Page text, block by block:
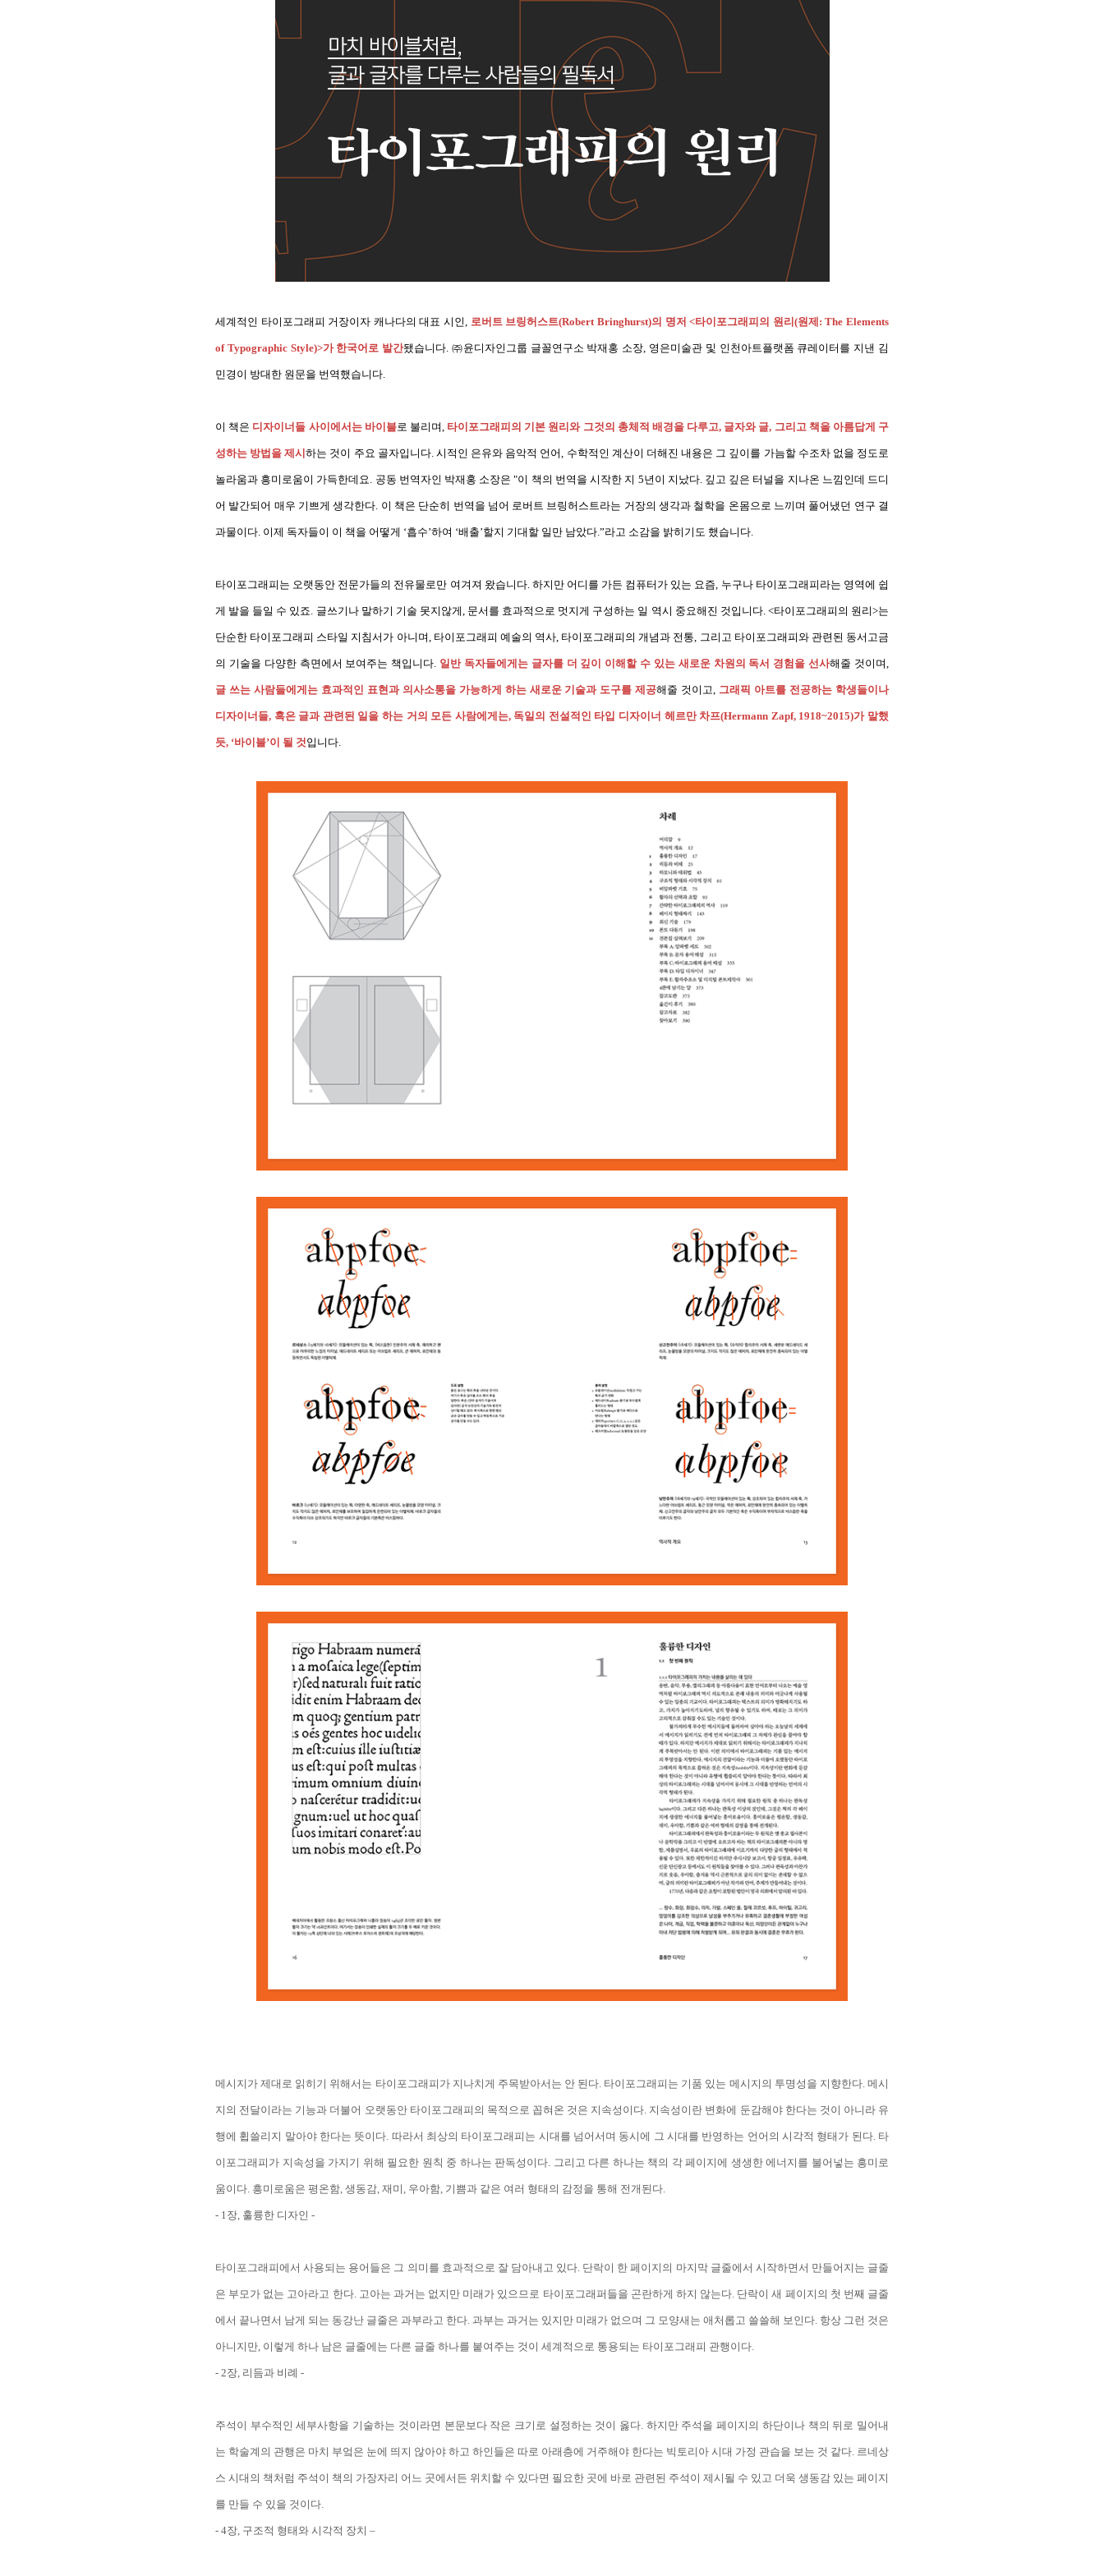
세계적인 타이포그래피 거장이자 캐나다의 대표 시인, 로버트 브링허스트(Robert Bringhurst)의 명저 <타이포그래피의 원리(원제: The Elements
of Typographic Style)>가 한국어로 발간됐습니다. ㈜윤디자인그룹 글꼴연구소 박재홍 소장, 영은미술관 및 인천아트플랫폼 큐레이터를 지낸 김
민경이 방대한 원문을 번역했습니다.
이 책은 디자이너들 사이에서는 바이블로 불리며, 타이포그래피의 기본 원리와 그것의 총체적 배경을 다루고, 글자와 글, 그리고 책을 아름답게 구
성하는 방법을 제시하는 것이 주요 골자입니다. 시적인 은유와 음악적 언어, 수학적인 계산이 더해진 내용은 그 깊이를 가늠할 수조차 없을 정도로
놀라움과 흥미로움이 가득한데요. 공동 번역자인 박재홍 소장은 "이 책의 번역을 시작한 지 5년이 지났다. 깊고 깊은 터널을 지나온 느낌인데 드디
어 발간되어 매우 기쁘게 생각한다. 이 책은 단순히 번역을 넘어 로버트 브링허스트라는 거장의 생각과 철학을 온몸으로 느끼며 풀어냈던 연구 결
과물이다. 이제 독자들이 이 책을 어떻게 ‘흡수’하여 ‘배출’할지 기대할 일만 남았다.”라고 소감을 밝히기도 했습니다.
타이포그래피는 오랫동안 전문가들의 전유물로만 여겨져 왔습니다. 하지만 어디를 가든 컴퓨터가 있는 요즘, 누구나 타이포그래피라는 영역에 쉽
게 발을 들일 수 있죠. 글쓰기나 말하기 기술 못지않게, 문서를 효과적으로 멋지게 구성하는 일 역시 중요해진 것입니다. <타이포그래피의 원리>는
단순한 타이포그래피 스타일 지침서가 아니며, 타이포그래피 예술의 역사, 타이포그래피의 개념과 전통, 그리고 타이포그래피와 관련된 동서고금
의 기술을 다양한 측면에서 보여주는 책입니다. 일반 독자들에게는 글자를 더 깊이 이해할 수 있는 새로운 차원의 독서 경험을 선사해줄 것이며,
글 쓰는 사람들에게는 효과적인 표현과 의사소통을 가능하게 하는 새로운 기술과 도구를 제공해줄 것이고, 그래픽 아트를 전공하는 학생들이나
디자이너들, 혹은 글과 관련된 일을 하는 거의 모든 사람에게는, 독일의 전설적인 타입 디자이너 헤르만 차프(Hermann Zapf, 1918~2015)가 말했
듯, ‘바이블’이 될 것입니다.
메시지가 제대로 읽히기 위해서는 타이포그래피가 지나치게 주목받아서는 안 된다. 타이포그래피는 기품 있는 메시지의 투명성을 지향한다. 메시
지의 전달이라는 기능과 더불어 오랫동안 타이포그래피의 목적으로 꼽혀온 것은 지속성이다. 지속성이란 변화에 둔감해야 한다는 것이 아니라 유
행에 휩쓸리지 말아야 한다는 뜻이다. 따라서 최상의 타이포그래피는 시대를 넘어서며 동시에 그 시대를 반영하는 언어의 시각적 형태가 된다. 타
이포그래피가 지속성을 가지기 위해 필요한 원칙 중 하나는 판독성이다. 그리고 다른 하나는 책의 각 페이지에 생생한 에너지를 불어넣는 흥미로
움이다. 흥미로움은 평온함, 생동감, 재미, 우아함, 기쁨과 같은 여러 형태의 감정을 통해 전개된다.
- 1장, 훌륭한 디자인 -
타이포그래피에서 사용되는 용어들은 그 의미를 효과적으로 잘 담아내고 있다. 단락이 한 페이지의 마지막 글줄에서 시작하면서 만들어지는 글줄
은 부모가 없는 고아라고 한다. 고아는 과거는 없지만 미래가 있으므로 타이포그래퍼들을 곤란하게 하지 않는다. 단락이 새 페이지의 첫 번째 글줄
에서 끝나면서 남게 되는 동강난 글줄은 과부라고 한다. 과부는 과거는 있지만 미래가 없으며 그 모양새는 애처롭고 쓸쓸해 보인다. 항상 그런 것은
아니지만, 이렇게 하나 남은 글줄에는 다른 글줄 하나를 붙여주는 것이 세계적으로 통용되는 타이포그래피 관행이다.
- 2장, 리듬과 비례 -
주석이 부수적인 세부사항을 기술하는 것이라면 본문보다 작은 크기로 설정하는 것이 옳다. 하지만 주석을 페이지의 하단이나 책의 뒤로 밀어내
는 학술계의 관행은 마치 부엌은 눈에 띄지 않아야 하고 하인들은 따로 아래층에 거주해야 한다는 빅토리아 시대 가정 관습을 보는 것 같다. 르네상
스 시대의 책처럼 주석이 책의 가장자리 어느 곳에서든 위치할 수 있다면 필요한 곳에 바로 관련된 주석이 제시될 수 있고 더욱 생동감 있는 페이지
를 만들 수 있을 것이다.
- 4장, 구조적 형태와 시각적 장치 –